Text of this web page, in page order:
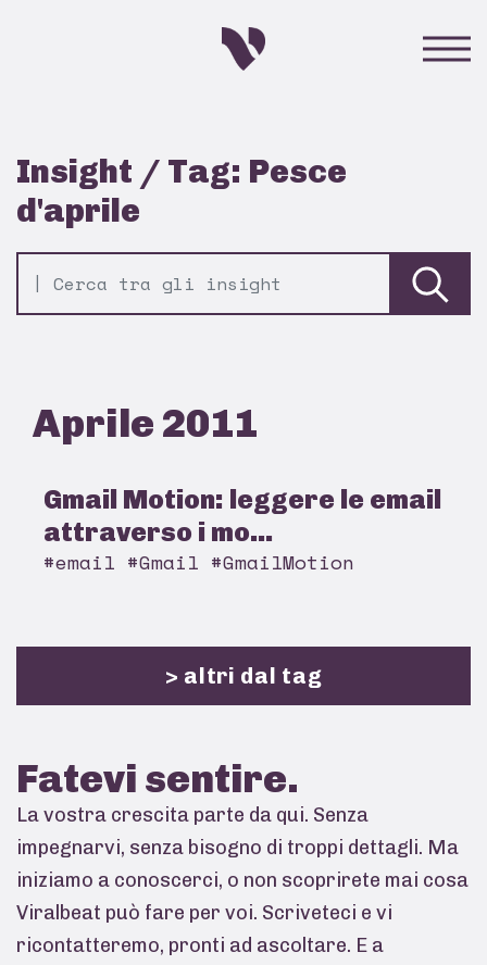
Insight / Tag: Pesce
d'aprile
Aprile 2011
Gmail Motion: leggere le email
attraverso i mo...
#email #Gmail #GmailMotion
> altri dal tag
Fatevi sentire.
La vostra crescita parte da qui. Senza
impegnarvi, senza bisogno di troppi dettagli. Ma
iniziamo a conoscerci, o non scoprirete mai cosa
Viralbeat può fare per voi. Scriveteci e vi
ricontatteremo, pronti ad ascoltare. E a